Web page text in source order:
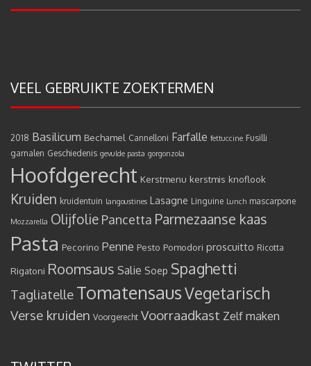
VEEL GEBRUIKTE ZOEKTERMEN
2018 Basilicum Bechamel Cannelloni Farfalle fettuccine Fusilli
garnalen Geschiedenis gevulde pasta gorgonzola
Hoofdgerecht Kerstmenu kerstmis knoflook
Kruiden kruidentuin langoustines Lasagne Linguine Lunch mascarpone
Mozzarella Olijfolie Pancetta Parmezaanse kaas
Pasta Pecorino Penne Pesto Pomodori proscuitto Ricotta
Rigatoni Roomsaus Salie Soep Spaghetti
Tagliatelle TomatensausVegetarisch
Verse kruiden Voorgerecht Voorraadkast Zelf maken